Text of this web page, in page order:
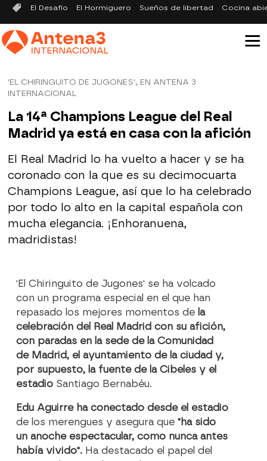
El Desafío El Hormiguero Sueños de libertad Cocina
'EL CHIRINGUITO DE JUGONES', EN ANTENA 3
INTERNACIONAL
La 14ª Champions League del Real
Madrid ya está en casa con la afición
El Real Madrid lo ha vuelto a hacer y se ha
coronado con la que es su decimocuarta
Champions League, así que lo ha celebrado
por todo lo alto en la capital española con
mucha elegancia. ¡Enhoranuena,
madridistas!
'El Chiringuito de Jugones' se ha volcado
con un programa especial en el que han
repasado los mejores momentos de la
celebración del Real Madrid con su afición,
con paradas en la sede de la Comunidad
de Madrid, el ayuntamiento de la ciudad y,
por supuesto, la fuente de la Cibeles y el
estadio Santiago Bernabéu.
Edu Aguirre ha conectado desde el estadio
de los merengues y asegura que "ha sido
un anoche espectacular, como nunca antes
había vivido". Ha destacado el papel del